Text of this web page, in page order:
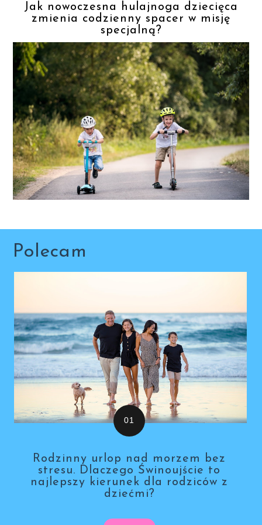
Jak nowoczesna hulajnoga dziecięca
zmienia codzienny spacer w misję
specjalną?
Polecam
Rodzinny urlop nad morzem bez
stresu. Dlaczego Świnoujście to
najlepszy kierunek dla rodziców z
dziećmi?